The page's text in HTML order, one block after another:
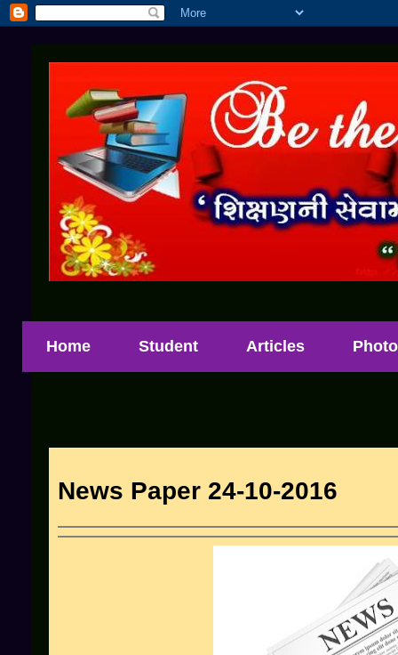
Home Student Articles
News Paper 24-10-2016